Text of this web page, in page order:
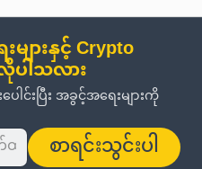
ျားနှင့် Crypto
ါသလား
ေါင်းပြီး အခွင့်အရေးများကို
စာရင်းသွင်းပါ